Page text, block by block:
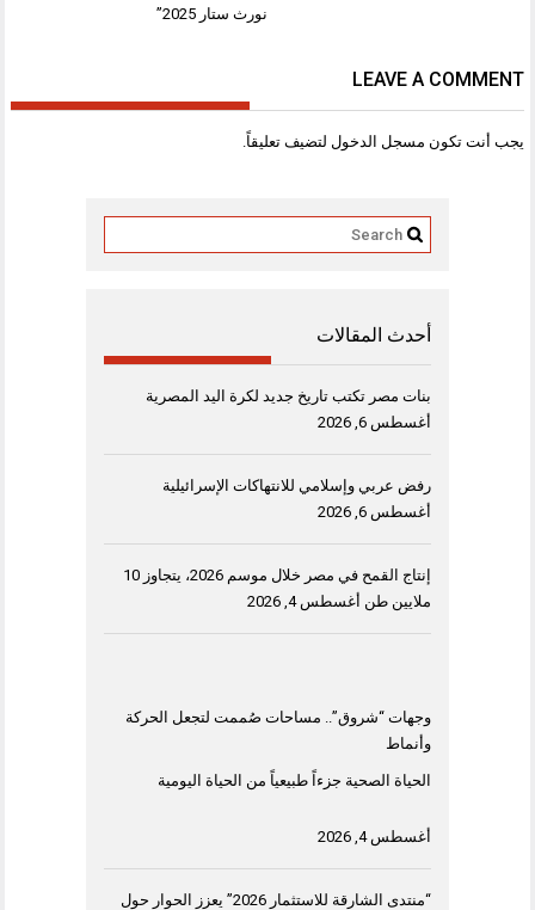
نورث ستار 2025”
LEAVE A COMMENT
يجب أنت تكون مسجل الدخول لتضيف تعليقاً.
أحدث المقالات
بنات مصر تكتب تاريخ جديد لكرة اليد المصرية
أغسطس 6, 2026
رفض عربي وإسلامي للانتهاكات الإسرائيلية
أغسطس 6, 2026
إنتاج القمح في مصر خلال موسم 2026، يتجاوز 10
ملايين طن أغسطس 4, 2026
وجهات “شروق”.. مساحات صُممت لتجعل الحركة
وأنماط
الحياة الصحية جزءاً طبيعياً من الحياة اليومية
أغسطس 4, 2026
“منتدى الشارقة للاستثمار 2026” يعزز الحوار حول